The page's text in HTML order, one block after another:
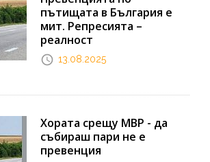
пътищата в България е
мит. Репресията –
реалност
13.08.2025
Хората срещу МВР - да
събираш пари не е
превенция